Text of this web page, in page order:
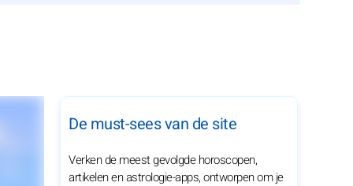
De must-sees van de site
Verken de meest gevolgde horoscopen,
artikelen en astrologie-apps, ontworpen om je